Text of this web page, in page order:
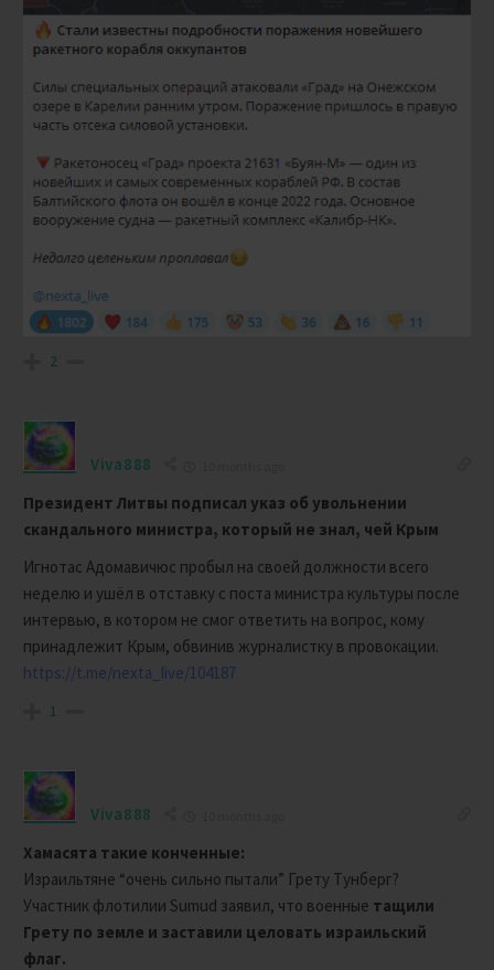
2
Viva888
Президент Литвы подписал указ об увольнении
скандального министра, который не знал, чей Крым
Игнотас Адомавичюс пробыл на своей должности всего
неделю и ушёл в отставку с поста министра культуры после
интервью, в котором не смог ответить на вопрос, кому
принадлежит Крым, обвинив журналистку в провокации.
https://t.me/nexta_live/104187
1
Viva888
Хамасята такие конченные:
Израильтяне “очень сильно пытали” Грету Тунберг?
Участник флотилии Sumud заявил, что военные тащили
Грету по земле и заставили целовать израильский
флаг.